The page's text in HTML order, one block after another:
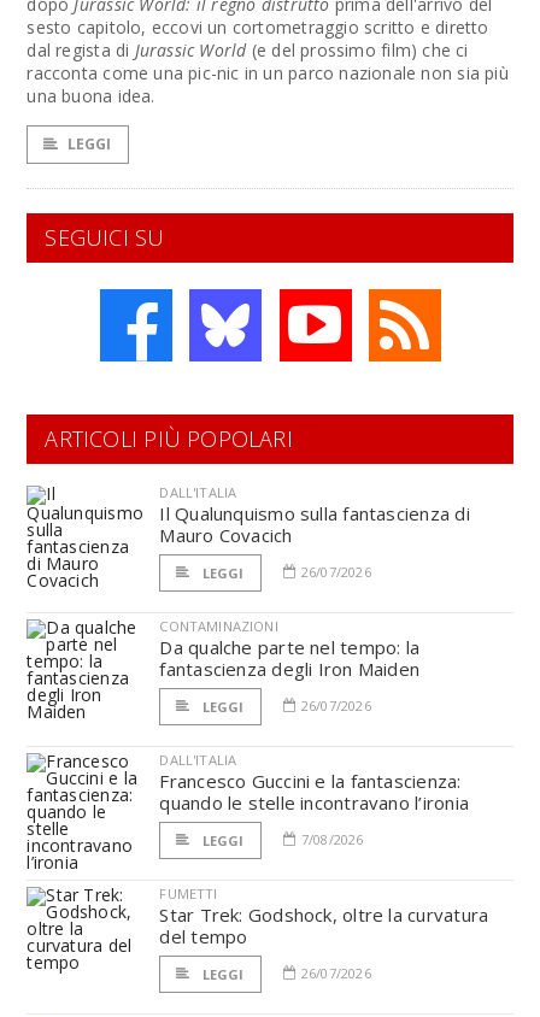
sesto capitolo, eccovi un cortometraggio scritto e diretto
dal regista di Jurassic World(e del prossimo film) che ci
racconta come una pic-nic in un parco nazionale non sia più
una buona idea.
LEGGI
SEGUICI SU
ARTICOLI PIÙ POPOLARI
DALL'ITALIA
Il Qualunquismo sulla fantascienza di
Mauro Covacich
LEGGI 26/07/2026
CONTAMINAZIONI
Da qualche parte nel tempo: la
fantascienza degli Iron Maiden
LEGGI 26/07/2026
DALL'ITALIA
Francesco Guccini e la fantascienza:
quando le stelle incontravano l’ironia
LEGGI 7/08/2026
FUMETTI
Star Trek: Godshock, oltre la curvatura
del tempo
LEGGI 26/07/2026